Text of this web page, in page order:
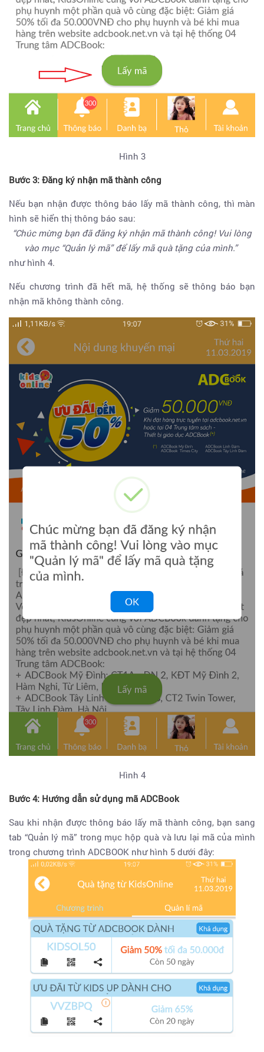
Hình 3
Bước 3: Đăng ký nhận mã thành công
Nếu bạn nhận được thông báo lấy mã thành công, thì màn
hình sẽ hiển thị thông báo sau:
“Chúc mừng bạn đã đăng ký nhận mã thành công! Vui lòng
vào mục “Quản lý mã” để lấy mã quà tặng của mình.”
như hình 4.
Nếu chương trình đã hết mã, hệ thống sẽ thông báo bạn
nhận mã không thành công.
Hình 4
Bước 4: Hướng dẫn sử dụng mã ADCBook
Sau khi nhận được thông báo lấy mã thành công, bạn sang
tab “Quản lý mã” trong mục hộp quà và lưu lại mã của mình
trong chương trình ADCBOOK như hình 5 dưới đây: